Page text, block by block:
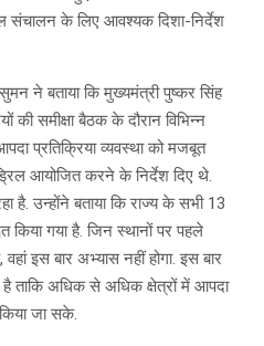
संचालन के लिए आवश्यक दिशा-निर्देश
ने बताया कि मुख्यमंत्री पुष्कर सिंह
की समीक्षा बैठक के दौरान विभिन्न
प्रतिक्रिया व्यवस्था को मजबूत
आयोजित करने के निर्देश दिए थे.
है. उन्होंने बताया कि राज्य के सभी 13
किया गया है. जिन स्थानों पर पहले
इस बार अभ्यास नहीं होगा. इस बार
ताकि अधिक से अधिक क्षेत्रों में आपदा
जा सके.